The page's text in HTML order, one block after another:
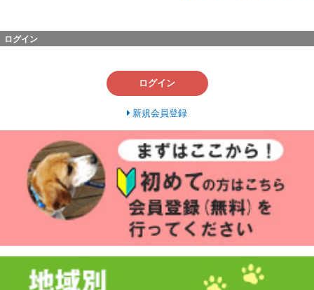
ログイン
ログイン
新規会員登録